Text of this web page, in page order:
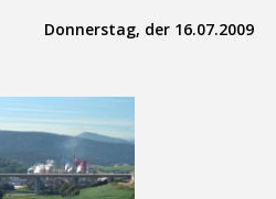
Donnerstag, der 16.07.2009